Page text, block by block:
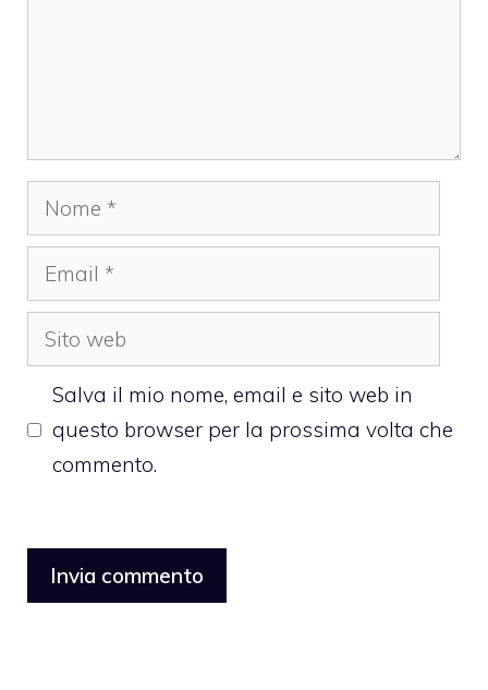
Nome
Email
Sito
web
Salva il mio nome, email e sito web in
questo browser per la prossima volta che
commento.